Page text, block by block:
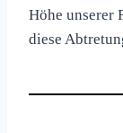
Höhe unserer
diese